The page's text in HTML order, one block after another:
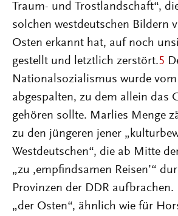
Traum- und Trostlandschaft“,
solchen westdeutschen Bildern
Osten erkannt hat, auf noch
gestellt und letztlich zerstört.5
Nationalsozialismus wurde
abgespalten, zu dem allein das
gehören sollte. Marlies Menge
zu den jüngeren jener
Westdeutschen“, die ab Mitte
„zu ‚empfindsamen Reisen’“
Provinzen der DDR aufbrachen.
„der Osten“, ähnlich wie für